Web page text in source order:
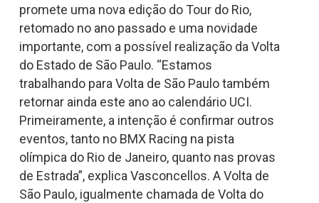
promete uma nova edição do Tour do Rio,
retomado no ano passado e uma novidade
importante, com a possível realização da Volta
do Estado de São Paulo. “Estamos
trabalhando para Volta de São Paulo também
retornar ainda este ano ao calendário UCI.
Primeiramente, a intenção é confirmar outros
eventos, tanto no BMX Racing na pista
olímpica do Rio de Janeiro, quanto nas provas
de Estrada”, explica Vasconcellos. A Volta de
São Paulo, igualmente chamada de Volta do